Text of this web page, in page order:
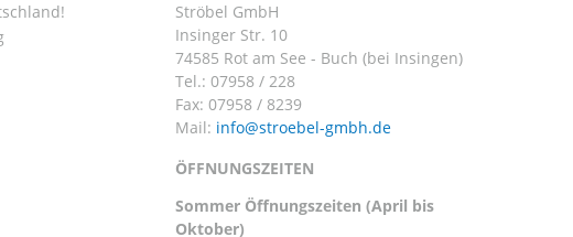
Ströbel GmbH
Insinger Str. 10
74585 Rot am See - Buch (bei Insingen)
Tel.: 07958 / 228
Fax: 07958 / 8239
Mail:
ÖFFNUNGSZEITEN
Sommer Öffnungszeiten (April bis
Oktober)